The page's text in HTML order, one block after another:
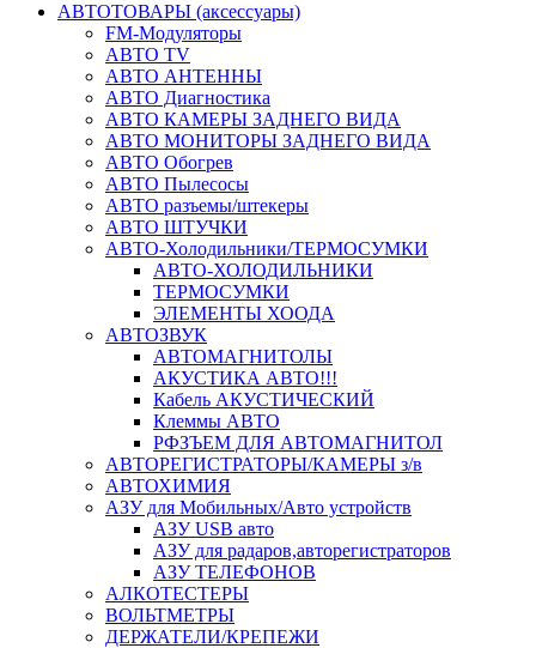
АВТОТОВАРЫ (аксессуары)
FM-Модуляторы
АВТО TV
АВТО АНТЕННЫ
АВТО Диагностика
АВТО КАМЕРЫ ЗАДНЕГО ВИДА
АВТО МОНИТОРЫ ЗАДНЕГО ВИДА
АВТО Обогрев
АВТО Пылесосы
АВТО разъемы/штекеры
АВТО ШТУЧКИ
АВТО-Холодильники/ТЕРМОСУМКИ
АВТО-ХОЛОДИЛЬНИКИ
ТЕРМОСУМКИ
ЭЛЕМЕНТЫ ХООДА
АВТОЗВУК
АВТОМАГНИТОЛЫ
АКУСТИКА АВТО!!!
Кабель АКУСТИЧЕСКИЙ
Клеммы АВТО
РФЗЪЕМ ДЛЯ АВТОМАГНИТОЛ
АВТОРЕГИСТРАТОРЫ/КАМЕРЫ з/в
АВТОХИМИЯ
АЗУ для Мобильных/Авто устройств
АЗУ USB авто
АЗУ для радаров,авторегистраторов
АЗУ ТЕЛЕФОНОВ
АЛКОТЕСТЕРЫ
ВОЛЬТМЕТРЫ
ДЕРЖАТЕЛИ/КРЕПЕЖИ